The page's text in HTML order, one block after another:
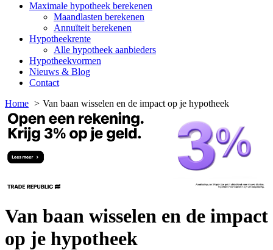
Maximale hypotheek berekenen
Maandlasten berekenen
Annuïteit berekenen
Hypotheekrente
Alle hypotheek aanbieders
Hypotheekvormen
Nieuws & Blog
Contact
Home
Van baan wisselen en de impact op je hypotheek
Van baan wisselen en de impact
op je hypotheek